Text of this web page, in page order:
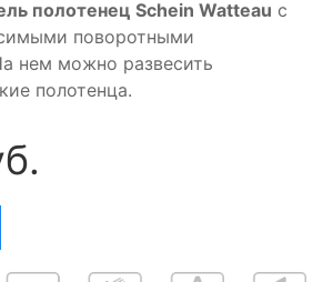
полотенец Schein Watteau с
поворотными
нем можно развесить
полотенца.